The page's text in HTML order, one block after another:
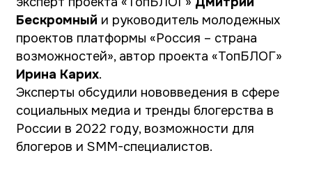
социальных медиа и тренды блогерства в
России в 2022 году, возможности для
блогеров и SMM-специалистов.
Александр Моисеев рассказал о развитии
Rutube как большом социальном лифте, о
новом проекте Yappy, аудитория которого в
марте выросла на 68%.
«Мы максимально гибко слушаем то, что